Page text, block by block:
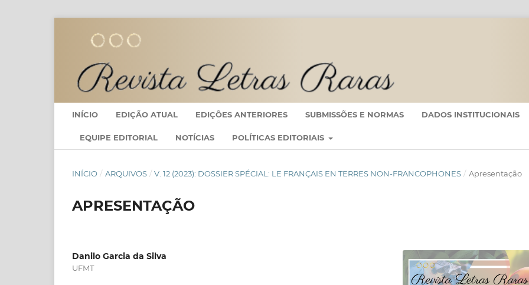
INÍCIO EDIÇÃO ATUAL EDIÇÕES ANTERIORES SUBMISSÕES E NORMAS DADOS INSTITUCIONAIS
EQUIPE EDITORIAL NOTÍCIAS POLÍTICAS EDITORIAIS
INÍCIO / ARQUIVOS / V. 12 (2023): DOSSIER SPÉCIAL: LE FRANÇAIS EN TERRES NON-FRANCOPHONES / Apresentação
APRESENTAÇÃO
Danilo Garcia da Silva
UFMT